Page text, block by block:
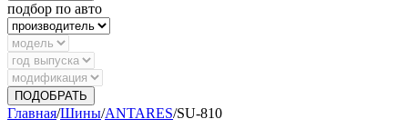
подбор по авто
ПОДОБРАТЬ
Главная/Шины/ANTARES/SU-810